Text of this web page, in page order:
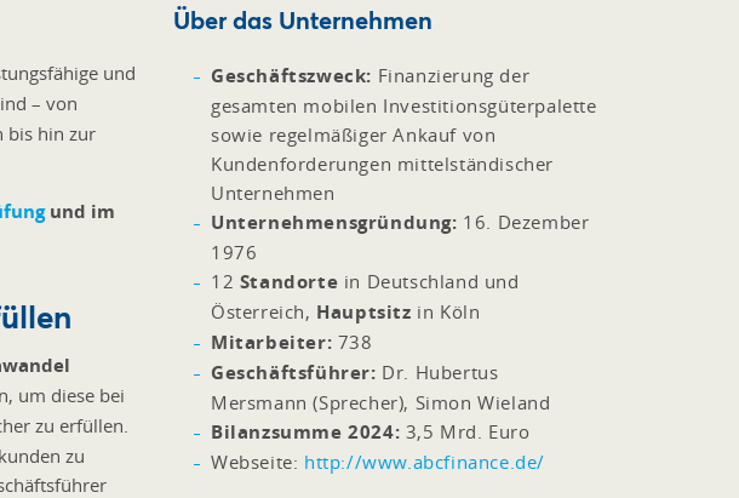
und
– von
bis hin zur
und im
um diese bei
zu erfüllen.
zu
Über das Unternehmen
Geschäftszweck: Finanzierung der
gesamten mobilen Investitionsgüterpalette
sowie regelmäßiger Ankauf von
Kundenforderungen mittelständischer
Unternehmen
Unternehmensgründung: 16. Dezember
1976
12 Standorte in Deutschland und
Österreich, Hauptsitz in Köln
Mitarbeiter: 738
Geschäftsführer: Dr. Hubertus
Mersmann (Sprecher), Simon Wieland
Bilanzsumme 2024: 3,5 Mrd. Euro
Webseite: http://www.abcfinance.de/